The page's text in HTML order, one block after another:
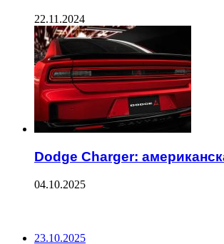
22.11.2024
Dodge Charger:
04.10.2025
23.10.2025